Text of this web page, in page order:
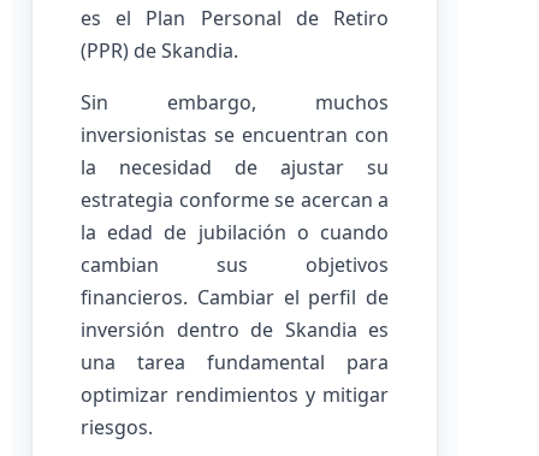
es el Plan Personal de Retiro
(PPR) de Skandia.
Sin embargo, muchos
inversionistas se encuentran con
la necesidad de ajustar su
estrategia conforme se acercan a
la edad de jubilación o cuando
cambian sus objetivos
financieros. Cambiar el perfil de
inversión dentro de Skandia es
una tarea fundamental para
optimizar rendimientos y mitigar
riesgos.